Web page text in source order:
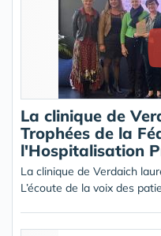
La clinique de
Trophées de la
l'Hospitalisation
La clinique de Verdaich
L’écoute de la voix des